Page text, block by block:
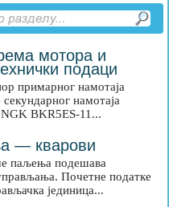
мотора и
подаци
примарног намотаја
намотаја
BKR5ES-11...
— кварови
паљења подешава
Почетне податке
јединица...